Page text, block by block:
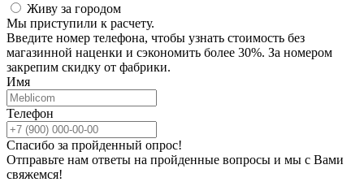
Живу за городом
Мы приступили к расчету.
Введите номер телефона, чтобы узнать стоимость без
магазинной наценки и сэкономить более 30%. За номером
закрепим скидку от фабрики.
Имя
Телефон
Спасибо за пройденный опрос!
Отправьте нам ответы на пройденные вопросы и мы с Вами
свяжемся!